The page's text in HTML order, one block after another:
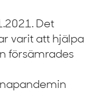
Det
varit att hjälpa
försämrades